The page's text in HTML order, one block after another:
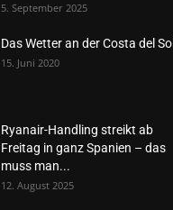
5. September 2025
Das Wetter an der Costa del Sol
15. Juni 2020
Ryanair-Handling streikt ab
Freitag in ganz Spanien – das
muss man...
12. August 2025